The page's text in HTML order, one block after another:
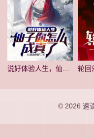
轮回
© 2026 速